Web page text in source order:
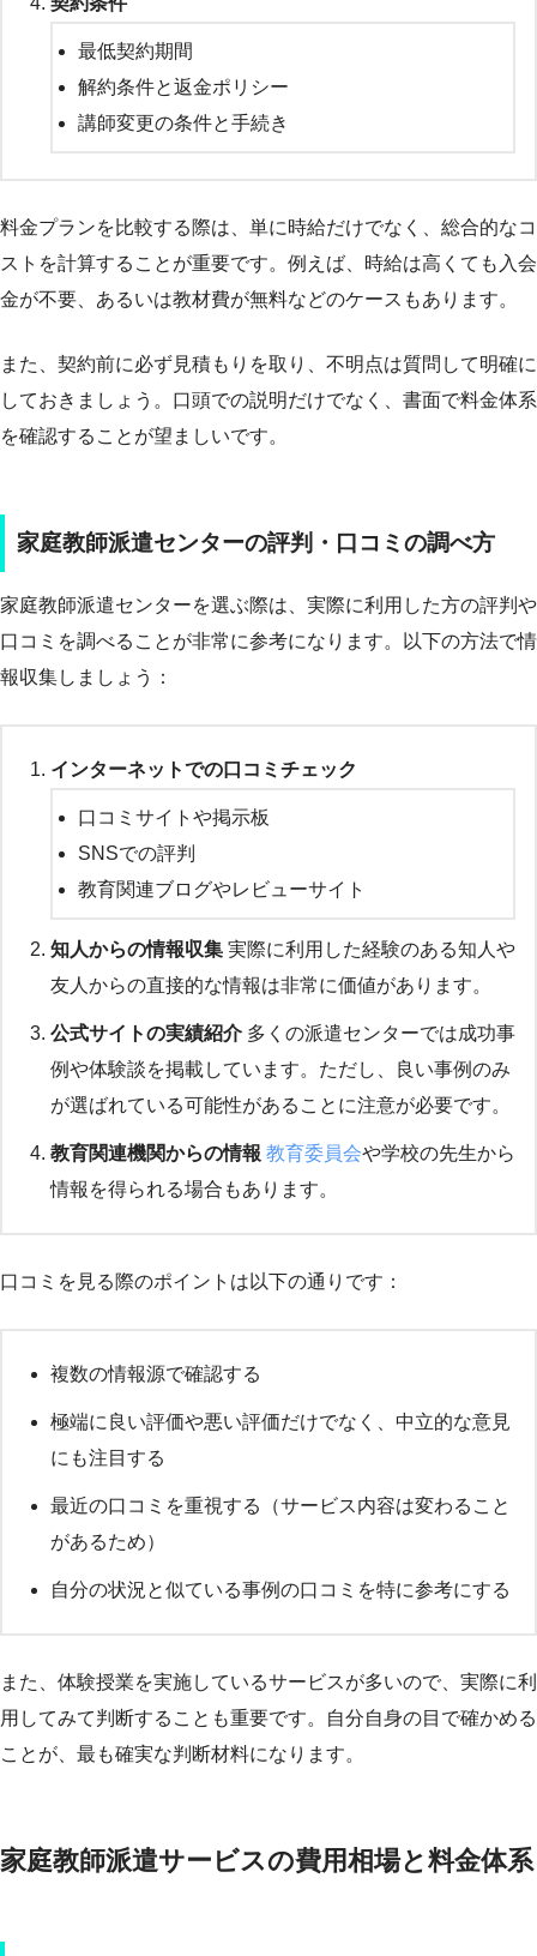
最低契約期間
解約条件と返金ポリシー
講師変更の条件と手続き
料金プランを比較する際は、単に時給だけでなく、総合的なコ
ストを計算することが重要です。例えば、時給は高くても入会
金が不要、あるいは教材費が無料などのケースもあります。
また、契約前に必ず見積もりを取り、不明点は質問して明確に
しておきましょう。口頭での説明だけでなく、書面で料金体系
を確認することが望ましいです。
家庭教師派遣センターの評判・口コミの調べ方
家庭教師派遣センターを選ぶ際は、実際に利用した方の評判や
口コミを調べることが非常に参考になります。以下の方法で情
報収集しましょう：
インターネットでの口コミチェック
口コミサイトや掲示板
SNSでの評判
教育関連ブログやレビューサイト
知人からの情報収集 実際に利用した経験のある知人や
友人からの直接的な情報は非常に価値があります。
公式サイトの実績紹介多くの派遣センターでは成功事
例や体験談を掲載しています。ただし、良い事例のみ
が選ばれている可能性があることに注意が必要です。
教育関連機関からの情報 教育委員会や学校の先生から
情報を得られる場合もあります。
口コミを見る際のポイントは以下の通りです：
複数の情報源で確認する
極端に良い評価や悪い評価だけでなく、中立的な意見
にも注目する
最近の口コミを重視する（サービス内容は変わること
があるため）
自分の状況と似ている事例の口コミを特に参考にする
また、体験授業を実施しているサービスが多いので、実際に利
用してみて判断することも重要です。自分自身の目で確かめる
ことが、最も確実な判断材料になります。
家庭教師派遣サービスの費用相場と料金体系